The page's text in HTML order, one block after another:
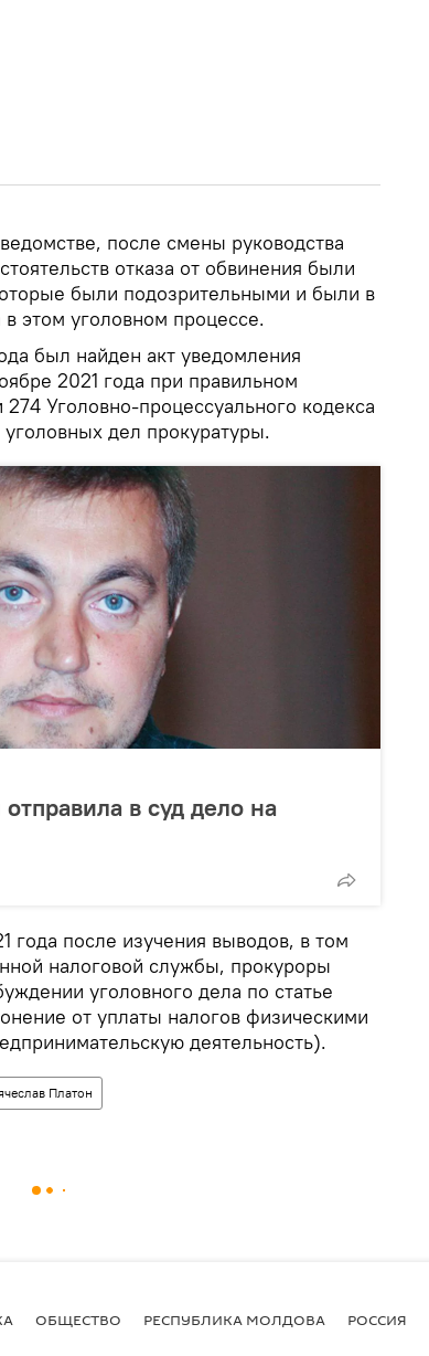
после смены руководства
отказа от обвинения были
были подозрительными и были в
этом уголовном процессе.
был найден акт уведомления
2021 года при правильном
Уголовно-процессуального кодекса
дел прокуратуры.
в суд дело на
года после изучения выводов, в том
налоговой службы, прокуроры
уголовного дела по статье
от уплаты налогов физическими
деятельность).
Платон
ОБЩЕСТВО РЕСПУБЛИКА МОЛДОВА РОССИЯ